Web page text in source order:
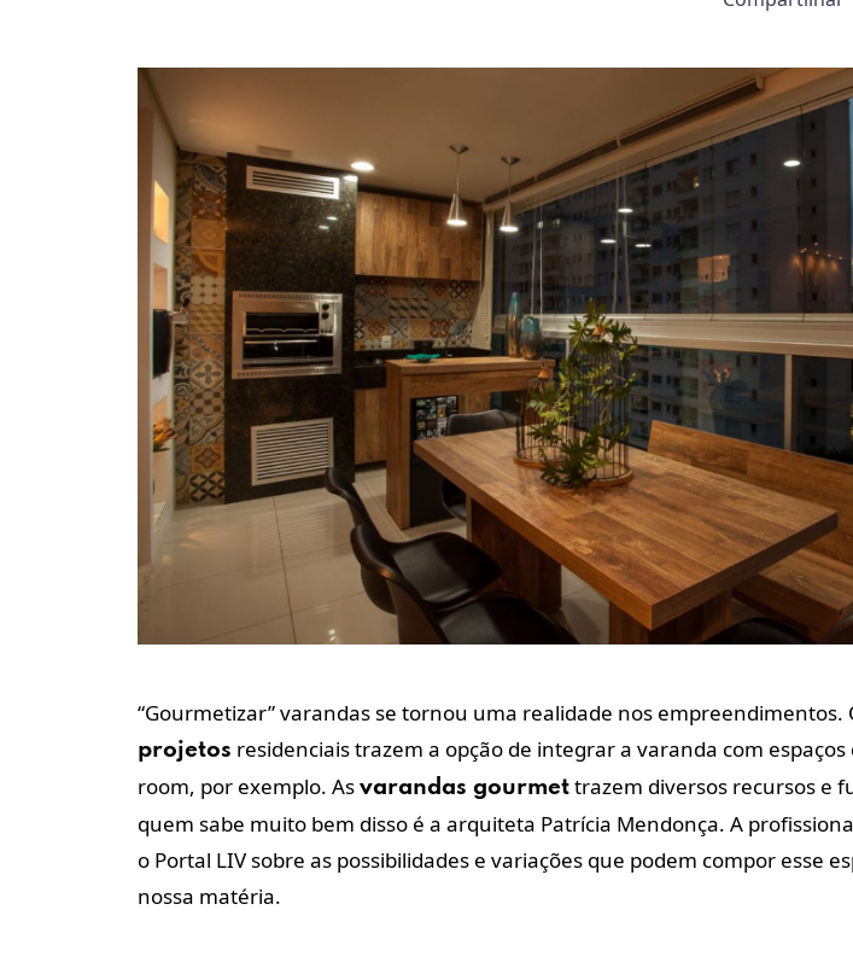
“Gourmetizar” varandas se tornou uma realidade nos empreendimentos.
projetos residenciais trazem a opção de integrar a varanda com espaços
room, por exemplo. As varandas gourmet trazem diversos recursos e
quem sabe muito bem disso é a arquiteta Patrícia Mendonça. A
o Portal LIV sobre as possibilidades e variações que podem compor esse
nossa matéria.